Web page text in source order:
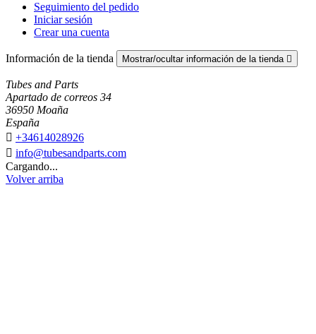
Seguimiento del pedido
Iniciar sesión
Crear una cuenta
Información de la tienda Mostrar/ocultar información de la tienda 
Tubes and Parts
Apartado de correos 34
36950 Moaña
España
 +34614028926
 info@tubesandparts.com
Cargando...
Volver arriba